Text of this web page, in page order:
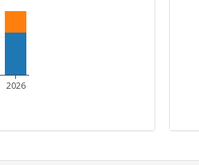
2026